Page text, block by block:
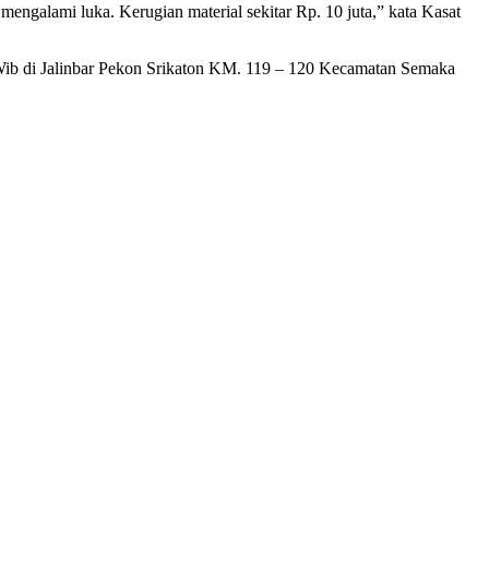
luka. Kerugian material sekitar Rp. 10 juta,” kata Kasat
di Jalinbar Pekon Srikaton KM. 119 – 120 Kecamatan Semaka